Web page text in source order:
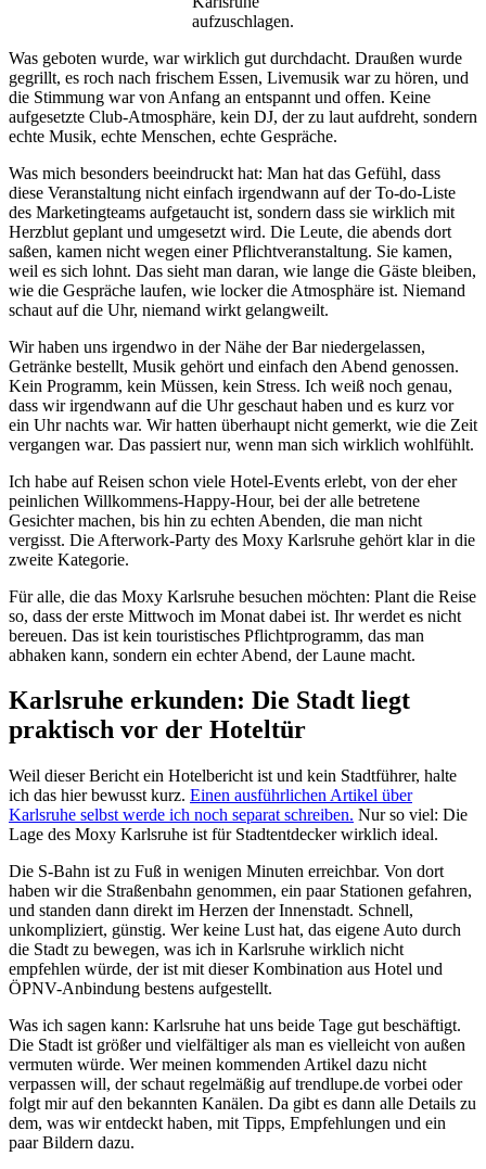
aufzuschlagen.
Was geboten wurde, war wirklich gut durchdacht. Draußen wurde
gegrillt, es roch nach frischem Essen, Livemusik war zu hören, und
die Stimmung war von Anfang an entspannt und offen. Keine
aufgesetzte Club-Atmosphäre, kein DJ, der zu laut aufdreht, sondern
echte Musik, echte Menschen, echte Gespräche.
Was mich besonders beeindruckt hat: Man hat das Gefühl, dass
diese Veranstaltung nicht einfach irgendwann auf der To-do-Liste
des Marketingteams aufgetaucht ist, sondern dass sie wirklich mit
Herzblut geplant und umgesetzt wird. Die Leute, die abends dort
saßen, kamen nicht wegen einer Pflichtveranstaltung. Sie kamen,
weil es sich lohnt. Das sieht man daran, wie lange die Gäste bleiben,
wie die Gespräche laufen, wie locker die Atmosphäre ist. Niemand
schaut auf die Uhr, niemand wirkt gelangweilt.
Wir haben uns irgendwo in der Nähe der Bar niedergelassen,
Getränke bestellt, Musik gehört und einfach den Abend genossen.
Kein Programm, kein Müssen, kein Stress. Ich weiß noch genau,
dass wir irgendwann auf die Uhr geschaut haben und es kurz vor
ein Uhr nachts war. Wir hatten überhaupt nicht gemerkt, wie die Zeit
vergangen war. Das passiert nur, wenn man sich wirklich wohlfühlt.
Ich habe auf Reisen schon viele Hotel-Events erlebt, von der eher
peinlichen Willkommens-Happy-Hour, bei der alle betretene
Gesichter machen, bis hin zu echten Abenden, die man nicht
vergisst. Die Afterwork-Party des Moxy Karlsruhe gehört klar in die
zweite Kategorie.
Für alle, die das Moxy Karlsruhe besuchen möchten: Plant die Reise
so, dass der erste Mittwoch im Monat dabei ist. Ihr werdet es nicht
bereuen. Das ist kein touristisches Pflichtprogramm, das man
abhaken kann, sondern ein echter Abend, der Laune macht.
Karlsruhe erkunden: Die Stadt liegt
praktisch vor der Hoteltür
Weil dieser Bericht ein Hotelbericht ist und kein Stadtführer, halte
ich das hier bewusst kurz. Einen ausführlichen Artikel über
Karlsruhe selbst werde ich noch separat schreiben. Nur so viel: Die
Lage des Moxy Karlsruhe ist für Stadtentdecker wirklich ideal.
Die S-Bahn ist zu Fuß in wenigen Minuten erreichbar. Von dort
haben wir die Straßenbahn genommen, ein paar Stationen gefahren,
und standen dann direkt im Herzen der Innenstadt. Schnell,
unkompliziert, günstig. Wer keine Lust hat, das eigene Auto durch
die Stadt zu bewegen, was ich in Karlsruhe wirklich nicht
empfehlen würde, der ist mit dieser Kombination aus Hotel und
ÖPNV-Anbindung bestens aufgestellt.
Was ich sagen kann: Karlsruhe hat uns beide Tage gut beschäftigt.
Die Stadt ist größer und vielfältiger als man es vielleicht von außen
vermuten würde. Wer meinen kommenden Artikel dazu nicht
verpassen will, der schaut regelmäßig auf trendlupe.de vorbei oder
folgt mir auf den bekannten Kanälen. Da gibt es dann alle Details zu
dem, was wir entdeckt haben, mit Tipps, Empfehlungen und ein
paar Bildern dazu.